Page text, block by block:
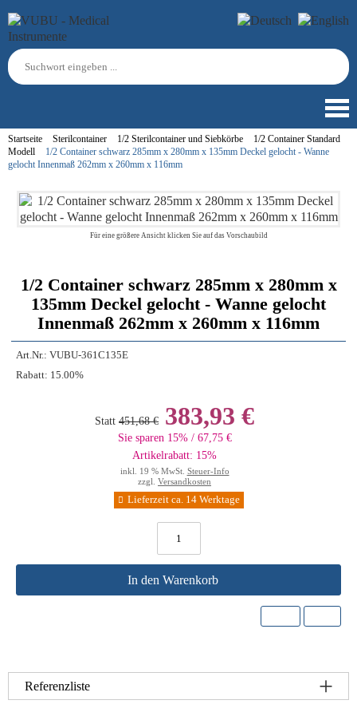
Startseite Sterilcontainer 1/2 Sterilcontainer und Siebkörbe
1/2 Container Standard
Modell
1/2 Container schwarz 285mm x 280mm x 135mm Deckel gelocht - Wanne
gelocht Innenmaß 262mm x 260mm x 116mm
Für eine größere Ansicht klicken Sie auf das Vorschaubild
1/2 Container schwarz 285mm x 280mm x
135mm Deckel gelocht - Wanne gelocht
Innenmaß 262mm x 260mm x 116mm
Art.Nr.: VUBU-361C135E
Rabatt: 15.00%
Statt 451,68 € 383,93 €
Sie sparen 15% / 67,75 €
Artikelrabatt: 15%
inkl. 19 % MwSt. Steuer-Info
zzgl. Versandkosten
Lieferzeit ca. 14 Werktage
In den Warenkorb
Referenzliste